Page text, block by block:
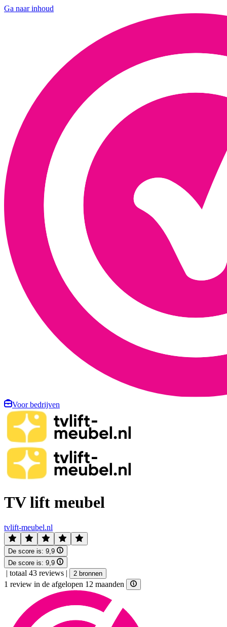
Ga naar inhoud
Voor bedrijven
TV lift meubel
tvlift-meubel.nl
De score is: 9,9
De score is: 9,9
| totaal 43 reviews | 2 bronnen
1 review in de afgelopen 12 maanden